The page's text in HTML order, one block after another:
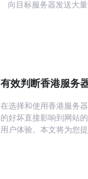
向目标服务器发送大
器成为攻击者的目标
互联网基础设施相对
有效判断香港服务
在选择和使用香港服务
的好坏直接影响到网站
用户体验。本文将为您